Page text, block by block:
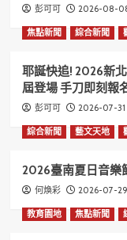
彭可可 2026-08-
焦點新聞 綜合新聞
耶誕快追! 2026新
屆登場 手刀即刻報
彭可可 2026-07-31
綜合新聞 藝文天地
2026臺南夏日音樂
何煥彩 2026-07-29
教育園地 焦點新聞